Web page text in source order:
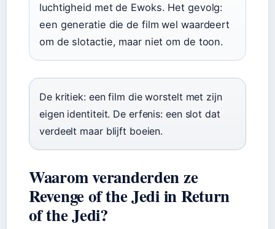
luchtigheid met de Ewoks. Het gevolg:
een generatie die de film wel waardeert
om de slotactie, maar niet om de toon.
De kritiek: een film die worstelt met zijn
eigen identiteit. De erfenis: een slot dat
verdeelt maar blijft boeien.
Waarom veranderden ze
Revenge of the Jedi in Return
of the Jedi?